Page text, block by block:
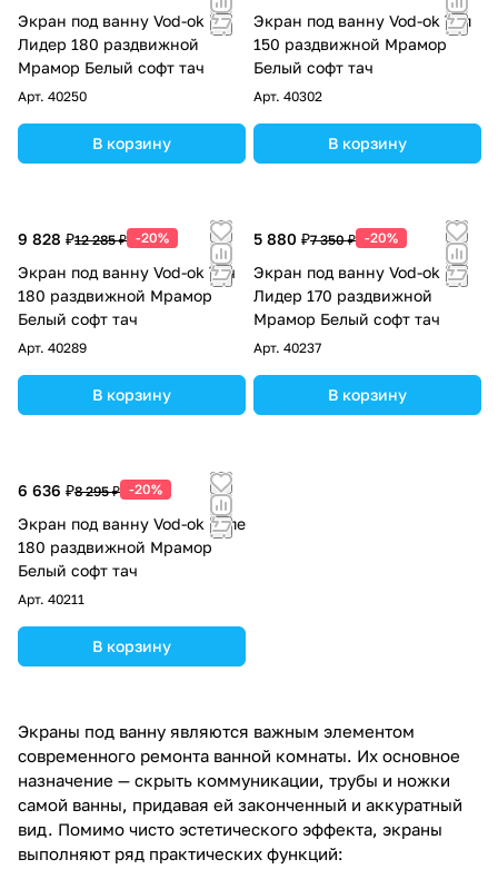
Экран под ванну Vod-ok
Лидер 180 раздвижной
Мрамор Белый софт тач
Арт. 40250
В корзину
Экран под ванну Vod-ok Топ
150 раздвижной Мрамор
Белый софт тач
Арт. 40302
В корзину
9 828 ₽12 285 ₽ -20%
Экран под ванну Vod-ok Тач
180 раздвижной Мрамор
Белый софт тач
Арт. 40289
В корзину
5 880 ₽7 350 ₽ -20%
Экран под ванну Vod-ok
Лидер 170 раздвижной
Мрамор Белый софт тач
Арт. 40237
В корзину
6 636 ₽8 295 ₽ -20%
Экран под ванну Vod-ok Купе
180 раздвижной Мрамор
Белый софт тач
Арт. 40211
В корзину
Экраны под ванну являются важным элементом
современного ремонта ванной комнаты. Их основное
назначение — скрыть коммуникации, трубы и ножки
самой ванны, придавая ей законченный и аккуратный
вид. Помимо чисто эстетического эффекта, экраны
выполняют ряд практических функций: